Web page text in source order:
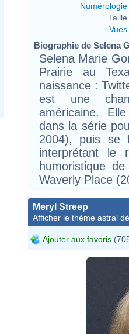
Numérologie
Taille
Vues
Biographie de Selena
Selena Marie
Prairie au
naissance :
est une
américaine.
dans la série
2004), puis se
interprétant le
humoristique
Waverly Place
Meryl Streep
Afficher le thème astral
Ajouter aux favoris